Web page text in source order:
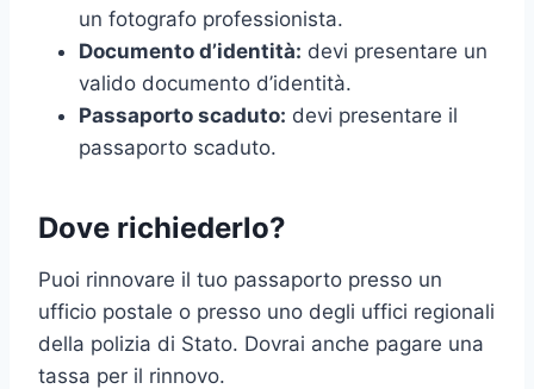
un fotografo professionista.
Documento d’identità: devi presentare un
valido documento d’identità.
Passaporto scaduto: devi presentare il
passaporto scaduto.
Dove richiederlo?
Puoi rinnovare il tuo passaporto presso un
ufficio postale o presso uno degli uffici regionali
della polizia di Stato. Dovrai anche pagare una
tassa per il rinnovo.